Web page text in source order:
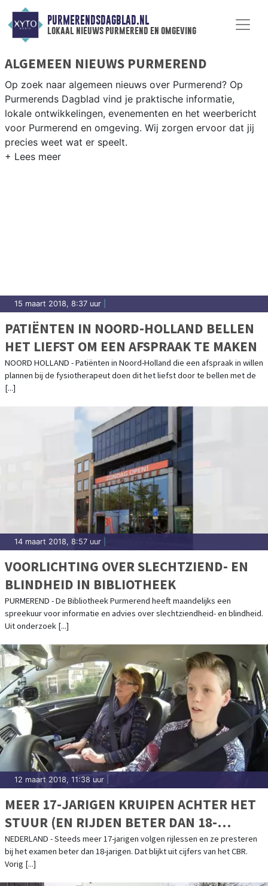
PURMERENDSDAGBLAD.NL
lokaal nieuws purmerend en omgeving
ALGEMEEN NIEUWS PURMEREND
Op zoek naar algemeen nieuws over Purmerend? Op
Purmerends Dagblad vind je praktische informatie,
lokale ontwikkelingen, evenementen en het weerbericht
voor Purmerend en omgeving. Wij zorgen ervoor dat jij
precies weet wat er speelt.
15 maart 2018, 8:37 uur
PATIËNTEN IN NOORD-HOLLAND BELLEN
HET LIEFST OM EEN AFSPRAAK TE MAKEN
NOORD HOLLAND - Patiënten in Noord-Holland die een afspraak in willen
plannen bij de fysiotherapeut doen dit het liefst door te bellen met de
[...]
14 maart 2018, 8:57 uur
VOORLICHTING OVER SLECHTZIEND- EN
BLINDHEID IN BIBLIOTHEEK
PURMEREND - De Bibliotheek Purmerend heeft maandelijks een
spreekuur voor informatie en advies over slechtziendheid- en blindheid.
Uit onderzoek [...]
12 maart 2018, 11:38 uur
MEER 17-JARIGEN KRUIPEN ACHTER HET
STUUR (EN RIJDEN BETER DAN 18-
JARIGEN)
NEDERLAND - Steeds meer 17-jarigen volgen rijlessen en ze presteren
bij het examen beter dan 18-jarigen. Dat blijkt uit cijfers van het CBR.
Vorig [...]